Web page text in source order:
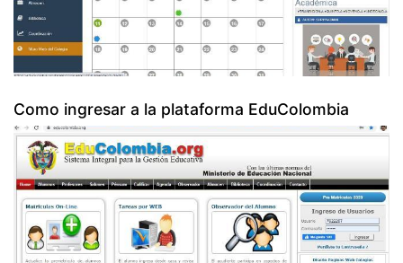
Como ingresar a la plataforma EduColombia